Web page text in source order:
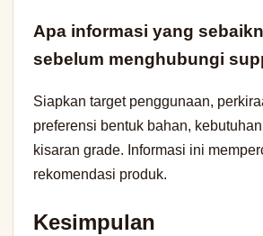
Apa informasi yang
sebelum menghubungi
Siapkan target penggunaan,
preferensi bentuk bahan,
kisaran grade. Informasi ini
rekomendasi produk.
Kesimpulan